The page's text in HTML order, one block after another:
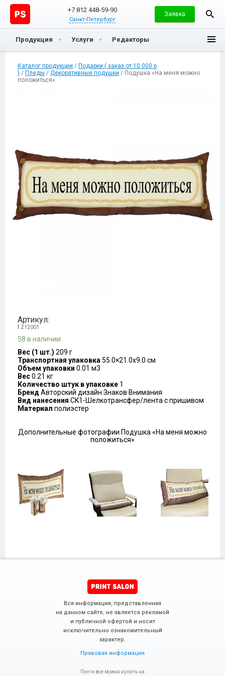
+7 812 448-59-90
Санкт-Петербург
Заявка
Продукция Услуги Редакторы
Каталог продукции / Подарки ( заказ от 10 000 р
) / Пледы / Декоративные подушки / Подушка «На меня можно
положиться»
Артикул:
f.Z12001
58 в наличии
Вес (1 шт.) 209 г
Транспортная упаковка 55.0×21.0x9.0 см
Объем упаковки 0.01 м3
Вес0.21 кг
Количество штук в упаковке 1
Бренд Авторский дизайн Знаков Внимания
Вид нанесения CK1-Шелкотрансфер/лента с пришивом
Материал полиэстер
Дополнительные фотографии Подушка «На меня можно
положиться»
Вся информация, представленная
на данном сайте, не является рекламой
и публичной офертой и носит
исключительно ознакомительный
характер.
Правовая информация
Почти все можно купить на